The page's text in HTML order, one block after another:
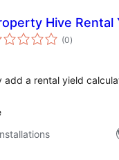
Hive Rental
(0total
ratings
)
add a rental yield